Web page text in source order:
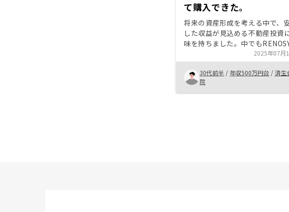
て購入できた。
将来の資産形成を考える中で、
した収益が見込める不動産投資
味を持ちました。中でも
は、物件選定から管理・運用ま
貫してサポートしてくれる体制
っており、初めてでも安心して
を決めることができました。特に
プリやサポートの使いやすさが
2025年07月
30代前半 / 年収500万円台 /済生
院